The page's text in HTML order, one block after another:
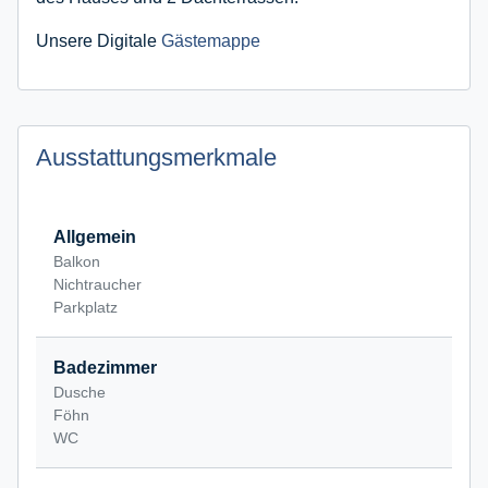
Unsere Digitale Gästemappe
Ausstattungsmerkmale
Allgemein
Balkon
Nichtraucher
Parkplatz
Badezimmer
Dusche
Föhn
WC